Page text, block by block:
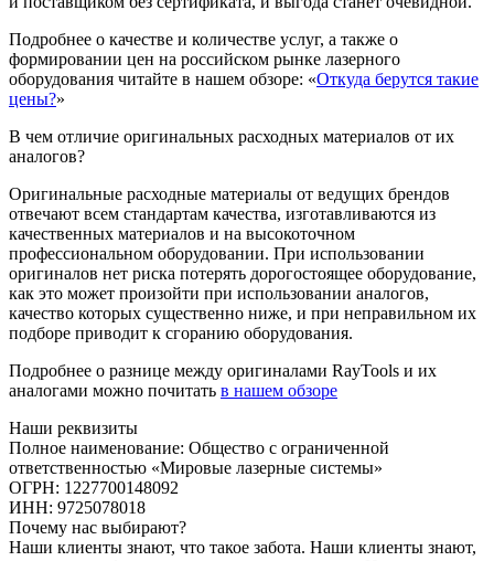
Подробнее о качестве и количестве услуг, а также о
формировании цен на российском рынке лазерного
оборудования читайте в нашем обзоре: «Откуда берутся такие
цены?»
В чем отличие оригинальных расходных материалов от их
аналогов?
Оригинальные расходные материалы от ведущих брендов
отвечают всем стандартам качества, изготавливаются из
качественных материалов и на высокоточном
профессиональном оборудовании. При использовании
оригиналов нет риска потерять дорогостоящее оборудование,
как это может произойти при использовании аналогов,
качество которых существенно ниже, и при неправильном их
подборе приводит к сгоранию оборудования.
Подробнее о разнице между оригиналами RayTools и их
аналогами можно почитать в нашем обзоре
Наши реквизиты
Полное наименование: Общество с ограниченной
ответственностью «Мировые лазерные системы»
ОГРН: 1227700148092
ИНН: 9725078018
Почему нас выбирают?
Наши клиенты знают, что такое забота. Наши клиенты знают,